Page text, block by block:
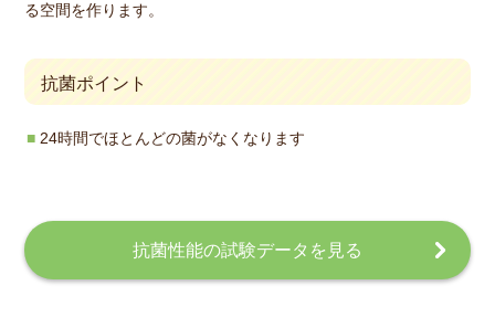
る空間を作ります。
抗菌ポイント
24時間でほとんどの菌がなくなります
抗菌性能の試験データを見る